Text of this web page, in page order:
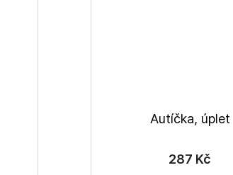
Autíčka, úplet
287 Kč